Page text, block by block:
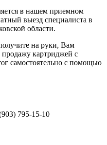
в нашем приемном
выезд специалиста в
области.
на руки, Вам
продажу картриджей с
самостоятельно с помощью
795-15-10